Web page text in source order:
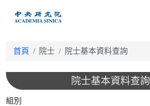
首頁 院士 院士基本資料查詢
院士基本資料查詢
組別